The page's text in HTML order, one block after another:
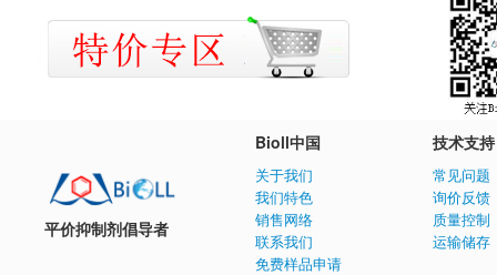
平价抑制剂倡导者
Bioll中国
关于我们
我们特色
销售网络
联系我们
免费样品申请
技术支持
常见问题
询价反馈
质量控制
运输储存